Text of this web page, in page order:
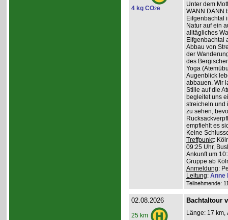
4 kg CO2e
Unter dem
WANN DANN
Eifgenbachtal
Natur auf ein
alltägliches
Eifgenbachtal
Abbau von
der
des
Yoga
Augenblick
abbauen. Wir
Stille auf die
begleitet uns
streicheln und
zu sehen,
empfiehlt es
Keine
Treffpunkt:
09:25 Uhr,
Ankunft um
Gruppe ab
Anmeldung:
Leitung: Anne
Teilnehmende:
02.08.2026
25 km
Bachtaltour
Länge: 17 km,